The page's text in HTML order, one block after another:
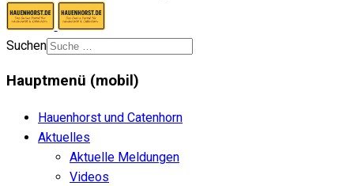
Suchen
Hauptmenü (mobil)
Hauenhorst und Catenhorn
Aktuelles
Aktuelle Meldungen
Videos